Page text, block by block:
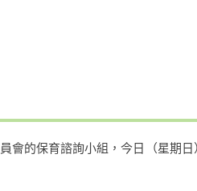
的保育諮詢小組，今日（星期日